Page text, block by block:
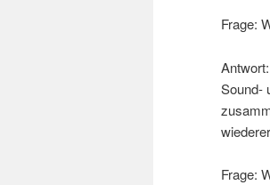
Frage:
Sound-
Frage: